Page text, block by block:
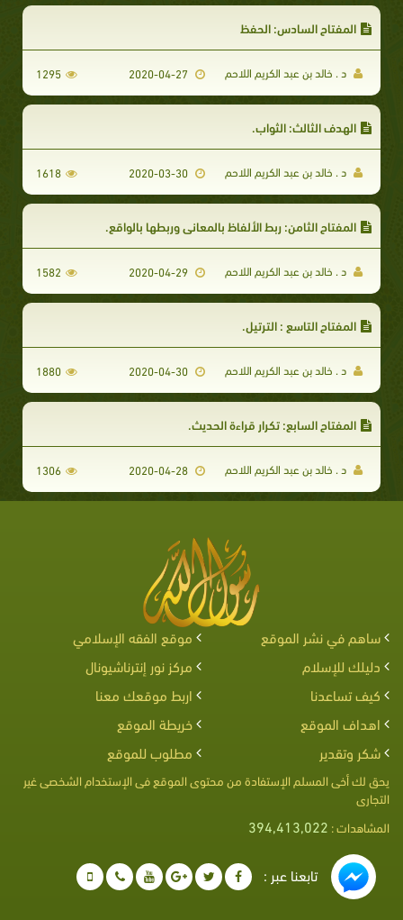
المفتاح السادس: الحفظ
د . خالد بن عبد الكريم اللاحم 1295
الهدف الثالث: الثواب.
د . خالد بن عبد الكريم اللاحم 2020-03-30
1618
المفتاح الثامن: ربط الألفاظ بالمعاني وربطها بالواقع.
د . خالد بن عبد الكريم اللاحم 2020-04-29
1582
المفتاح التاسع : الترتيل.
د . خالد بن عبد الكريم اللاحم 2020-04-30
1880
المفتاح السابع: تكرار قراءة الحديث.
د . خالد بن عبد الكريم اللاحم 2020-04-28
1306
ساهم في نشر الموقع
موقع الفقه الإسلامي
دليلك للإسلام
مركز نور إنترناشيونال
كيف تساعدنا
اربط موقعك معنا
اهداف الموقع
خريطة الموقع
شكر وتقدير
مطلوب للموقع
يحق لك أخى المسلم الإستفادة من محتوى الموقع فى الإستخدام الشخصى غير
التجارى
المشاهدات : 394,413,022
تابعنا عبر :